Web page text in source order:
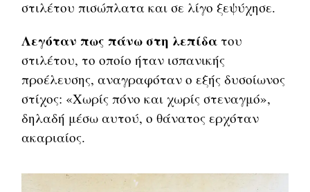
στιλέτου πισώπλατα και σε λίγο ξεψύχησε.
Λεγόταν πως πάνω στη λεπίδατου
στιλέτου, το οποίο ήταν ισπανικής
προέλευσης, αναγραφόταν ο εξής δυσοίωνος
στίχος: «Χωρίς πόνο και χωρίς στεναγμό»,
δηλαδή μέσω αυτού, ο θάνατος ερχόταν
ακαριαίος.